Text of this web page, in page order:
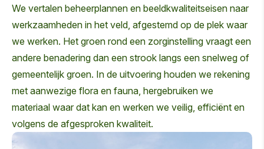
We vertalen beheerplannen en beeldkwaliteitseisen naar
werkzaamheden in het veld, afgestemd op de plek waar
we werken. Het groen rond een zorginstelling vraagt een
andere benadering dan een strook langs een snelweg of
gemeentelijk groen. In de uitvoering houden we rekening
met aanwezige flora en fauna, hergebruiken we
materiaal waar dat kan en werken we veilig, efficiënt en
volgens de afgesproken kwaliteit.